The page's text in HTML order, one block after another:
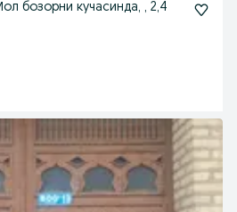
бозорни кучасинда, , 2,4